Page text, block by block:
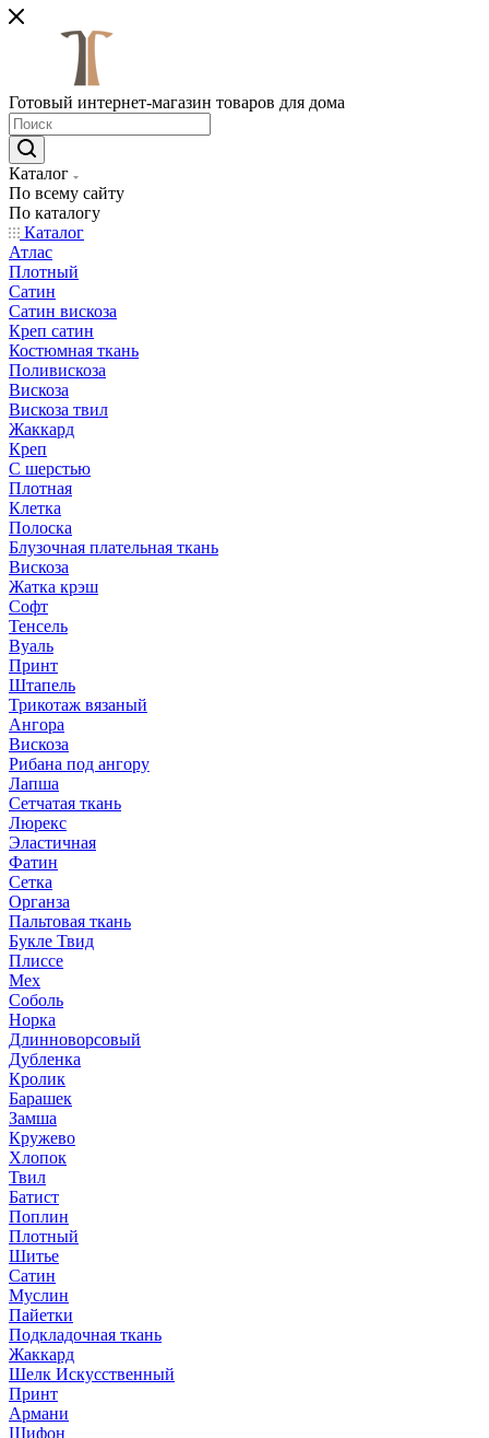
Готовый интернет-магазин товаров для дома
Каталог
По всему сайту
По каталогу
Каталог
Атлас
Плотный
Сатин
Сатин вискоза
Креп сатин
Костюмная ткань
Поливискоза
Вискоза
Вискоза твил
Жаккард
Креп
С шерстью
Плотная
Клетка
Полоска
Блузочная плательная ткань
Вискоза
Жатка крэш
Софт
Тенсель
Вуаль
Принт
Штапель
Трикотаж вязаный
Ангора
Вискоза
Рибана под ангору
Лапша
Сетчатая ткань
Люрекс
Эластичная
Фатин
Сетка
Органза
Пальтовая ткань
Букле Твид
Плиссе
Мех
Соболь
Норка
Длинноворсовый
Дубленка
Кролик
Барашек
Замша
Кружево
Хлопок
Твил
Батист
Поплин
Плотный
Шитье
Сатин
Муслин
Пайетки
Подкладочная ткань
Жаккард
Шелк Искусственный
Принт
Армани
Шифон